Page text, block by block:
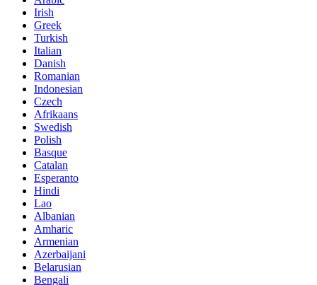
Irish
Greek
Turkish
Italian
Danish
Romanian
Indonesian
Czech
Afrikaans
Swedish
Polish
Basque
Catalan
Esperanto
Hindi
Lao
Albanian
Amharic
Armenian
Azerbaijani
Belarusian
Bengali